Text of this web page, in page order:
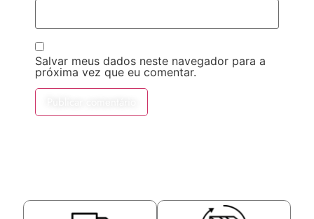
Salvar meus dados neste navegador para a
próxima vez que eu comentar.